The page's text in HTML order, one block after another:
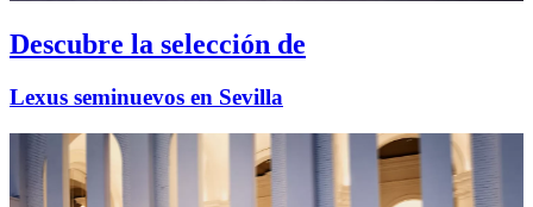
Descubre la selección de
Lexus seminuevos en Sevilla